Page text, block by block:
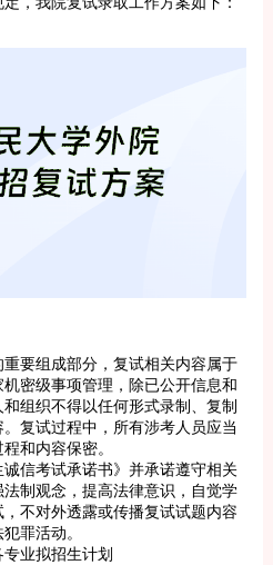
要组成部分，复试相关内容属于
密级事项管理，除已公开信息和
组织不得以任何形式录制、复制
复试过程中，所有涉考人员应当
和内容保密。
信考试承诺书》并承诺遵守相关
制观念，提高法律意识，自觉学
不对外透露或传播复试试题内容
罪活动。
业拟招生计划